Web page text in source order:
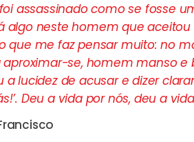
assassinado como se fosse
algo neste homem que
que me faz pensar muito: no
aproximar-se, homem manso
a lucidez de acusar e dizer
Deu a vida por nós, deu a